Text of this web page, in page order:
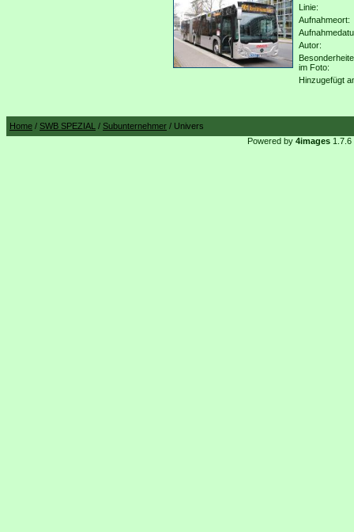
Linie:
Aufnahmeort:
Autor:
im Foto:
Hinzugefügt
Home / SWB SPEZIAL / Subunternehmer / Univers
Powered by 4images1.7.6